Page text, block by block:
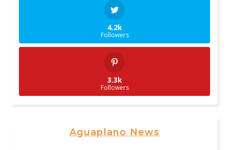
4.2k
Followers
3.3k
Followers
Aguaplano News